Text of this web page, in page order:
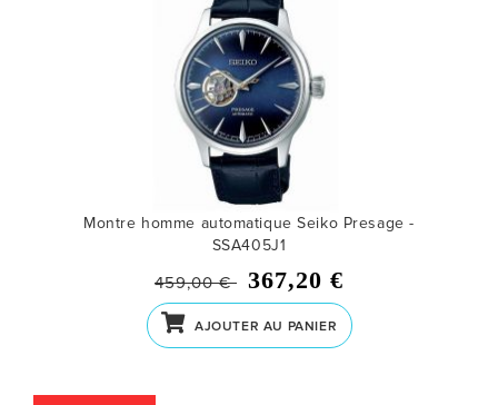
Montre homme automatique Seiko Presage -
SSA405J1
459,00 € 367,20 €
AJOUTER AU PANIER